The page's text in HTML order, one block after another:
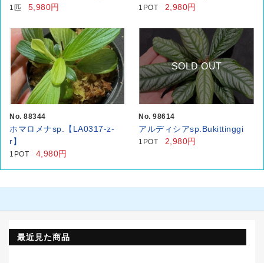
1匹 5,980円 1POT 2,980円
No. 88344
ホマロメナsp.【LA0317-z-
r】
1POT 4,980円
SOLD OUT
No. 98614
アルディシアsp.Bukittinggi
1POT 2,980円
最近見た商品